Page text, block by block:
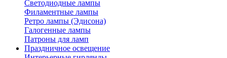
Светодиодные лампы
Филаментные лампы
Ретро лампы (Эдисона)
Галогенные лампы
Патроны для ламп
Праздничное освещение